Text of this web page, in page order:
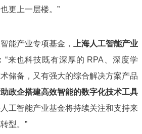
更上一层楼。”
能产业专项基金， 上海人工智能产业
： “来也科技既有深厚的 RPA、深度学
储备，又有强大的综合解决方案产品
政企搭建高效智能的数字化技术工具
工智能产业基金将持续关注和支持来
型。”